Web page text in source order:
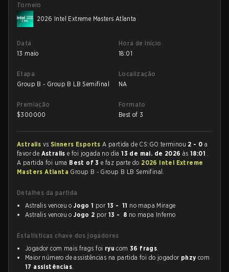
Torneio
2026 Intel Extreme Masters Atlanta
Data
13 maio
Hora de início
18:01
Etapa
Group B - Group B LB Semifinal
Localização
NA
Premiação
$300000
Formato
Best of 3
Astralis vs Sinners EsportsA partida de CS:GO terminou 2 - 0 a
favor de Astralise foi jogada no dia13 de mai. de 2026 às18:01 .
A partida foi uma Best of 3e faz parte do 2026 Intel Extreme
Masters Atlanta Group B - Group B LB Semifinal.
Detalhes da partida
Astralis venceu oJogo 1 por 13 - 11 no mapa Mirage
Astralis venceu oJogo 2 por 13 - 8 no mapa Inferno
Estatísticas chave dos jogadores
Jogador com mais frags foi ryu com36 frags.
Maior número de assistências na partida foi do jogador phzy com
17 assistências.